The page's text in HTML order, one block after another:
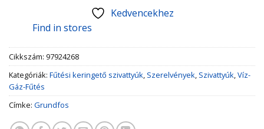
Kedvencekhez
Find in stores
Cikkszám: 97924268
Kategóriák: Fűtési keringető szivattyúk, Szerelvények, Szivattyúk,Víz-
Gáz-Fűtés
Címke: Grundfos